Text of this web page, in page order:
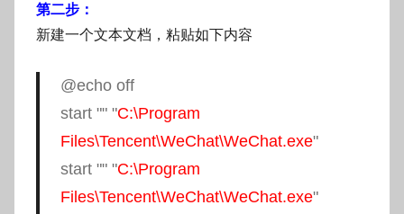
第二步：
新建一个文本文档，粘贴如下内容
@echo off
start "" "C:\Program
Files\Tencent\WeChat\WeChat.exe"
start "" "C:\Program
Files\Tencent\WeChat\WeChat.exe"